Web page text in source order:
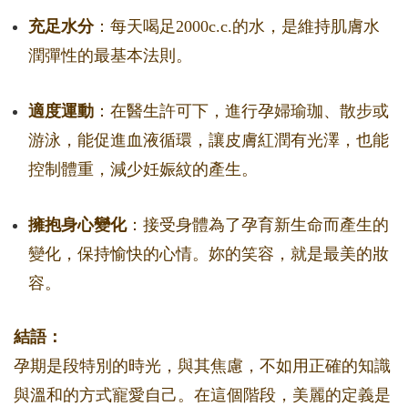
充足水分：每天喝足2000c.c.的水，是維持肌膚水
潤彈性的最基本法則。
適度運動 ：在醫生許可下，進行孕婦瑜珈、散步或
游泳，能促進血液循環，讓皮膚紅潤有光澤，也能
控制體重，減少妊娠紋的產生。
擁抱身心變化：接受身體為了孕育新生命而產生的
變化，保持愉快的心情。妳的笑容，就是最美的妝
容。
結語：
孕期是段特別的時光，與其焦慮，不如用正確的知識
與溫和的方式寵愛自己。在這個階段，美麗的定義是